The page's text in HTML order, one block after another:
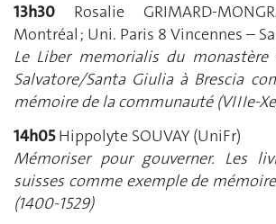
13h30 Rosalie GRIMARD-
Montréal ; Uni. Paris 8 Vincennes –
Le Liber memorialis du monastère
Salvatore/Santa Giulia à Brescia
mémoire de la communauté (VIIIe-
14h05Hippolyte SOUVAY (UniFr)
Mémoriser pour gouverner. Les
suisses comme exemple de
(1400-1529)